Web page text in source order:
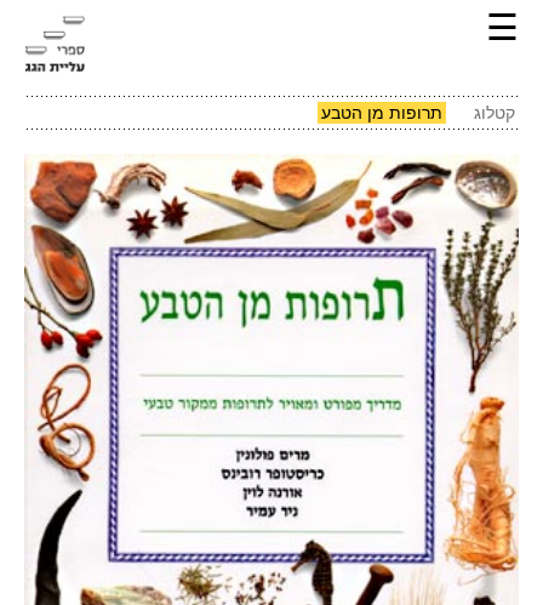
☰
קטלוג תרופות מן הטבע